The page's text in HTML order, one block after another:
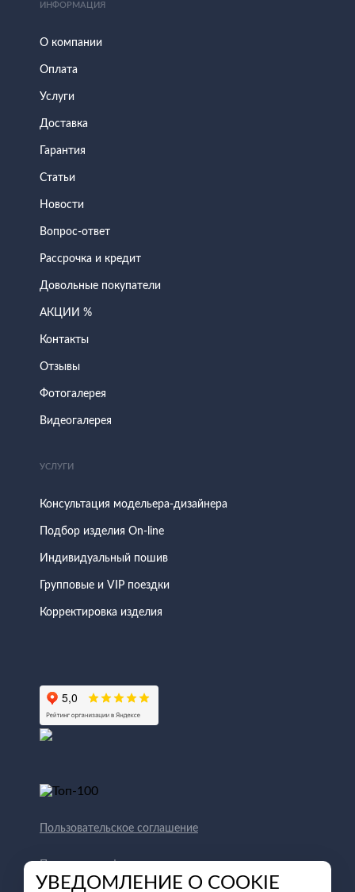
ИНФОРМАЦИЯ
О компании
Оплата
Услуги
Доставка
Гарантия
Статьи
Новости
Вопрос-ответ
Рассрочка и кредит
Довольные покупатели
АКЦИИ %
Контакты
Отзывы
Фотогалерея
Видеогалерея
УСЛУГИ
Консультация модельера-дизайнера
Подбор изделия On-line
Индивидуальный пошив
Групповые и VIP поездки
Корректировка изделия
Пользовательское соглашение
УВЕДОМЛЕНИЕ О COOKIE